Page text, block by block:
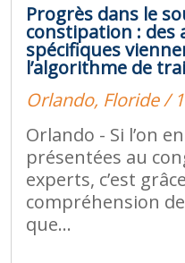
Progrès dans le
constipation :
spécifiques
l’algorithme de
Orlando, Floride /
Orlando - Si l’on
présentées au
experts, c’est
compréhension
que...